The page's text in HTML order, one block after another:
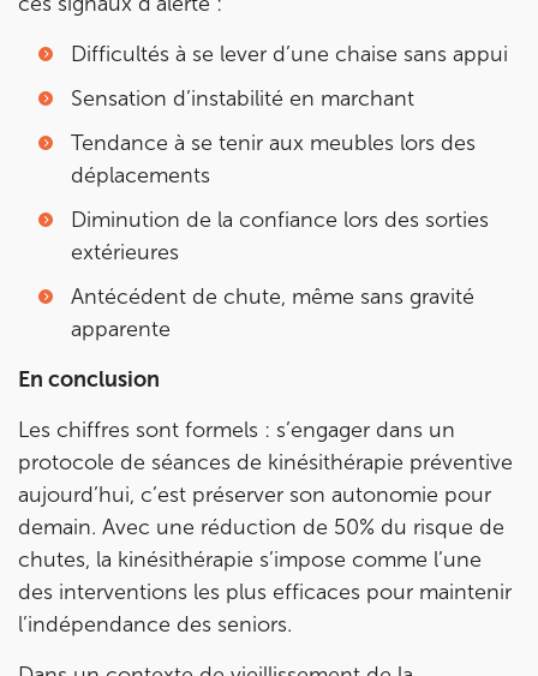
Difficultés à se lever d’une chaise sans appui
Sensation d’instabilité en marchant
Tendance à se tenir aux meubles lors des
déplacements
Diminution de la confiance lors des sorties
extérieures
Antécédent de chute, même sans gravité
apparente
En conclusion
Les chiffres sont formels : s’engager dans un
protocole de séances de kinésithérapie préventive
aujourd’hui, c’est préserver son autonomie pour
demain. Avec une réduction de 50% du risque de
chutes, la kinésithérapie s’impose comme l’une
des interventions les plus efficaces pour maintenir
l’indépendance des seniors.